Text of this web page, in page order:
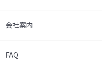
会社案内
FAQ